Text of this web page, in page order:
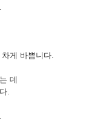
게 바쁨니다.
데
.